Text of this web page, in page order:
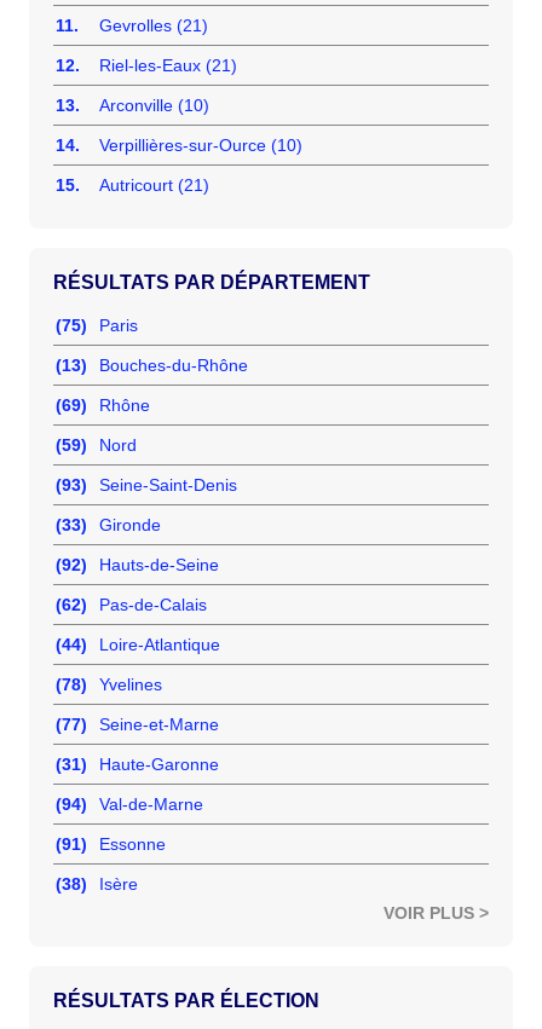
11. Gevrolles (21)
12. Riel-les-Eaux (21)
13. Arconville (10)
14. Verpillières-sur-Ource (10)
15. Autricourt (21)
RÉSULTATS PAR DÉPARTEMENT
(75) Paris
(13) Bouches-du-Rhône
(69) Rhône
(59) Nord
(93) Seine-Saint-Denis
(33) Gironde
(92) Hauts-de-Seine
(62) Pas-de-Calais
(44) Loire-Atlantique
(78) Yvelines
(77) Seine-et-Marne
(31) Haute-Garonne
(94) Val-de-Marne
(91) Essonne
(38)
Isère
VOIR PLUS >
RÉSULTATS PAR ÉLECTION